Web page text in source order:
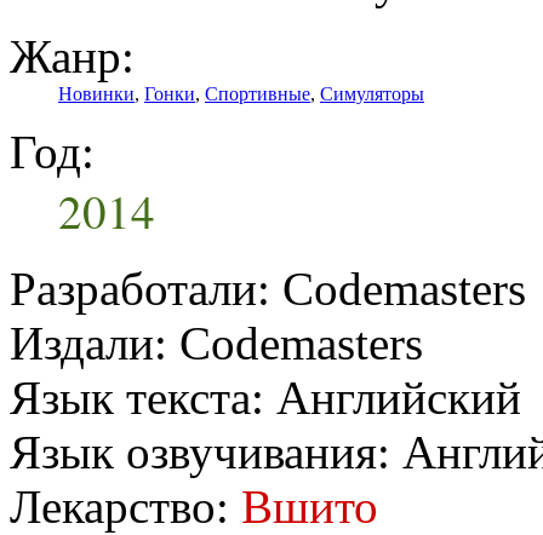
Жанр:
Новинки, Гонки, Спортивные, Симуляторы
Год:
2014
Разработали: Codemasters
Издали: Codemasters
Язык текста: Английский
Язык озвучивания:
Лекарство: Вшито